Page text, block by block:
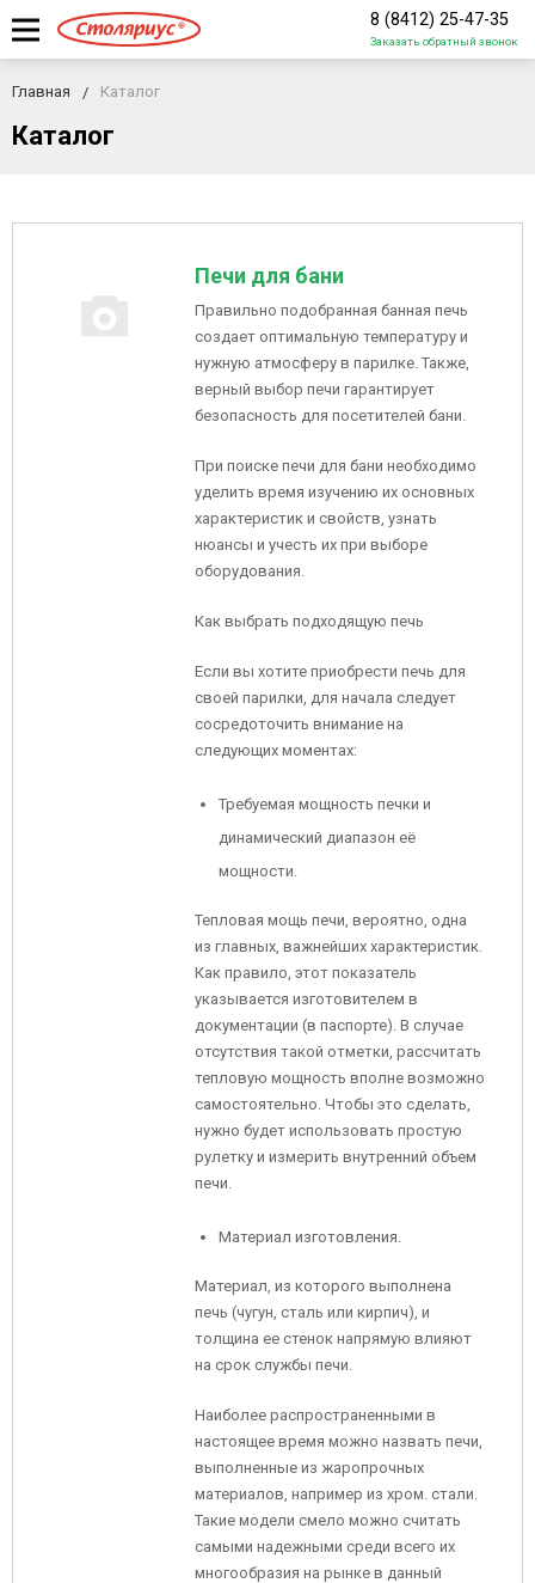
8 (8412) 25-47-35
Заказать обратный звонок
Главная Каталог
Каталог
Печи для бани
Правильно подобранная банная печь
создает оптимальную температуру и
нужную атмосферу в парилке. Также,
верный выбор печи гарантирует
безопасность для посетителей бани.
При поиске печи для бани необходимо
уделить время изучению их основных
характеристик и свойств, узнать
нюансы и учесть их при выборе
оборудования.
Как выбрать подходящую печь
Если вы хотите приобрести печь для
своей парилки, для начала следует
сосредоточить внимание на
следующих моментах:
Требуемая мощность печки и
динамический диапазон её
мощности.
Тепловая мощь печи, вероятно, одна
из главных, важнейших характеристик.
Как правило, этот показатель
указывается изготовителем в
документации (в паспорте). В случае
отсутствия такой отметки, рассчитать
тепловую мощность вполне возможно
самостоятельно. Чтобы это сделать,
нужно будет использовать простую
рулетку и измерить внутренний объем
печи.
Материал изготовления.
Материал, из которого выполнена
печь (чугун, сталь или кирпич), и
толщина ее стенок напрямую влияют
на срок службы печи.
Наиболее распространенными в
настоящее время можно назвать печи,
выполненные из жаропрочных
материалов, например из хром. стали.
Такие модели смело можно считать
самыми надежными среди всего их
многообразия на рынке в данный